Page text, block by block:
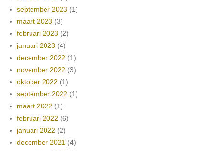
september 2023 (1)
maart 2023 (3)
februari 2023 (2)
januari 2023 (4)
december 2022 (1)
november 2022 (3)
oktober 2022 (1)
september 2022 (1)
maart 2022 (1)
februari 2022 (6)
januari 2022 (2)
december 2021 (4)